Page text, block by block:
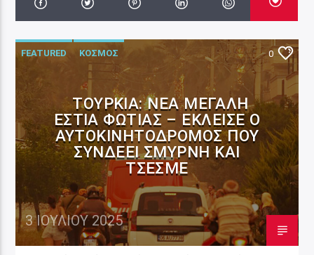
FEATURED ΚΟΣΜΟΣ 0
ΤΟΥΡΚΊΑ: ΝΈΑ ΜΕΓΆΛΗ
ΕΣΤΊΑ ΦΩΤΙΆΣ – ΈΚΛΕΙΣΕ Ο
ΑΥΤΟΚΙΝΗΤΌΔΡΟΜΟΣ ΠΟΥ
ΣΥΝΔΈΕΙ ΣΜΎΡΝΗ ΚΑΙ
ΤΣΕΣΜΈ
3 ΙΟΥΛΊΟΥ 2025